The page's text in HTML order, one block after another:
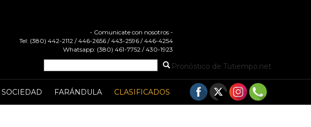
- Comunicate con nosotros -
Tel: (380) 442-2112 / 446-2656 / 443-2596 / 446-4254
Whatsapp: (380) 461-7752 / 430-1923
Pronóstico de Tutiempo.net
SOCIEDAD FARÁNDULA CLASIFICADOS